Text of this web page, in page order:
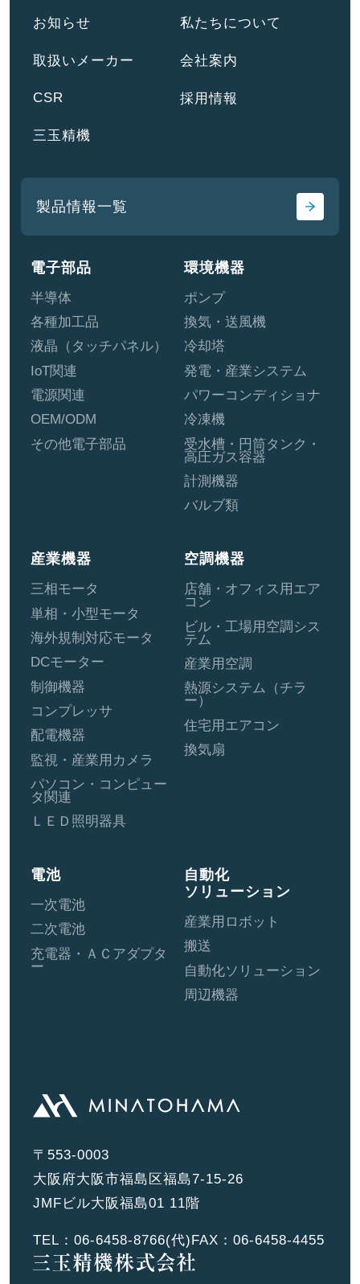
お知らせ 私たちについて
取扱いメーカー 会社案内
CSR 採用情報
三玉精機
製品情報一覧
電子部品
半導体
各種加工品
液晶（タッチパネル）
IoT関連
電源関連
OEM/ODM
その他電子部品
環境機器
ポンプ
換気・送風機
冷却塔
発電・産業システム
パワーコンディショナ
冷凍機
受水槽・円筒タンク・
高圧ガス容器
計測機器
バルブ類
産業機器
三相モータ
単相・小型モータ
海外規制対応モータ
DCモーター
制御機器
コンプレッサ
配電機器
監視・産業用カメラ
パソコン・コンピュー
タ関連
ＬＥＤ照明器具
空調機器
店舗・オフィス用エア
コン
ビル・工場用空調シス
テム
産業用空調
熱源システム（チラ
ー）
住宅用エアコン
換気扇
電池
一次電池
二次電池
充電器・ＡＣアダプタ
ー
自動化
ソリューション
産業用ロボット
搬送
自動化ソリューション
周辺機器
〒553-0003
大阪府大阪市福島区福島7-15-26
JMFビル大阪福島01 11階
TEL： 06-6458-8766(代) FAX：06-6458-4455